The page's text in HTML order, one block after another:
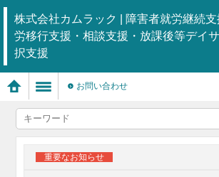
株式会社カムラック | 障害者就労継続
労移行支援・相談支援・放課後等デイ
択支援
お問い合わせ
重要なお知らせ